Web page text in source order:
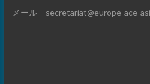
メール secretariat@europe-ace-